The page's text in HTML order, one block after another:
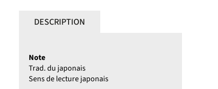
DESCRIPTION
Note
Trad. du japonais
Sens de lecture japonais